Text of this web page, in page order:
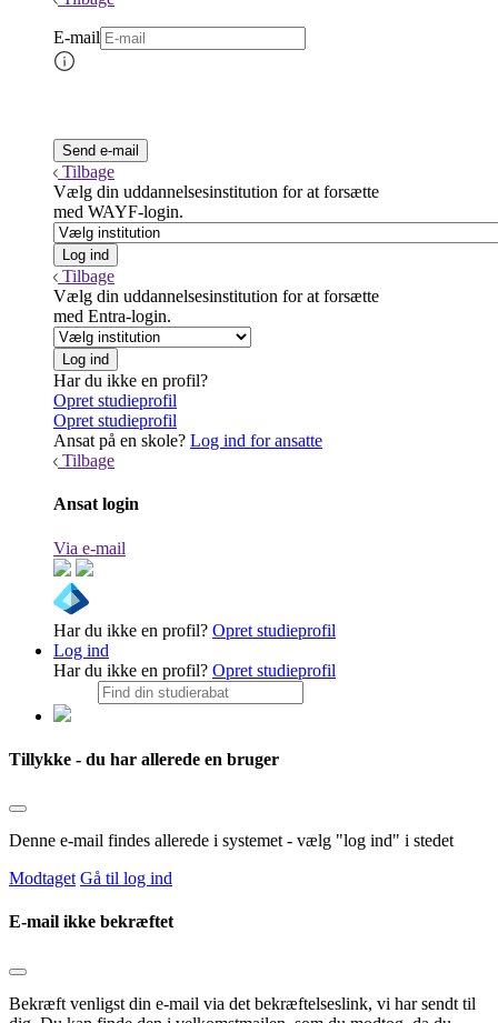
E-mail
Tilbage
Vælg din uddannelsesinstitution for at forsætte
med WAYF-login.
Tilbage
Vælg din uddannelsesinstitution for at forsætte
med Entra-login.
Har du ikke en profil?
Opret studieprofil
Opret studieprofil
Ansat på en skole? Log ind for ansatte
Tilbage
Ansat login
Via e-mail
Har du ikke en profil? Opret studieprofil
Log ind
Har du ikke en profil? Opret studieprofil
Tillykke - du har allerede en bruger
Denne e-mail findes allerede i systemet - vælg "log ind" i stedet
Modtaget Gå til log ind
E-mail ikke bekræftet
Bekræft venligst din e-mail via det bekræftelseslink, vi har sendt til